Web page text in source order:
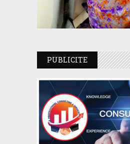
PUBLICITE